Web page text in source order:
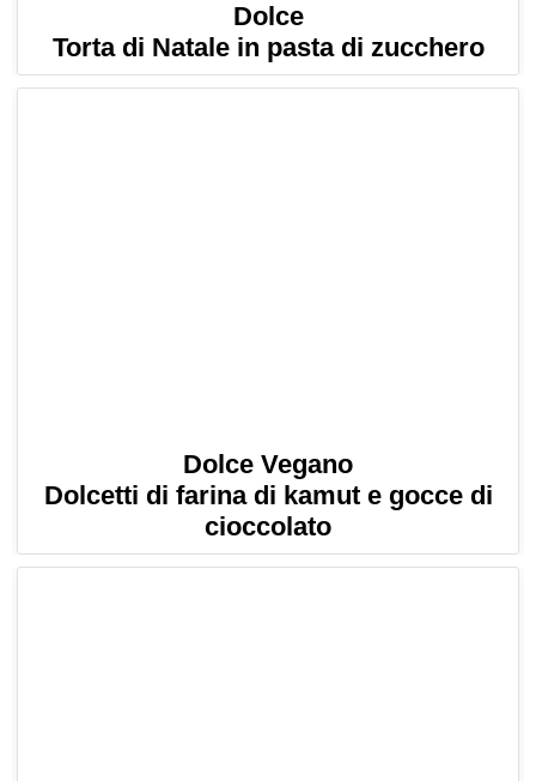
Dolce
Torta di Natale in pasta di zucchero
Dolce Vegano
Dolcetti di farina di kamut e gocce di
cioccolato